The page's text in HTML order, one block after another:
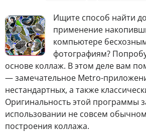
Ищите способ найти
применение
компьютере
фотографиям?
основе коллаж. В этом деле вам
— замечательное Metro-
нестандартных, а также
Оригинальность этой программы
использовании не совсем
построения коллажа.